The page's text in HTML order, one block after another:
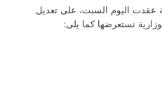
اليوم السبت، على تعديل
نستعرضها كما يلى: